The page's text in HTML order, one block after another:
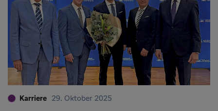
Karriere 29. Oktober 2025